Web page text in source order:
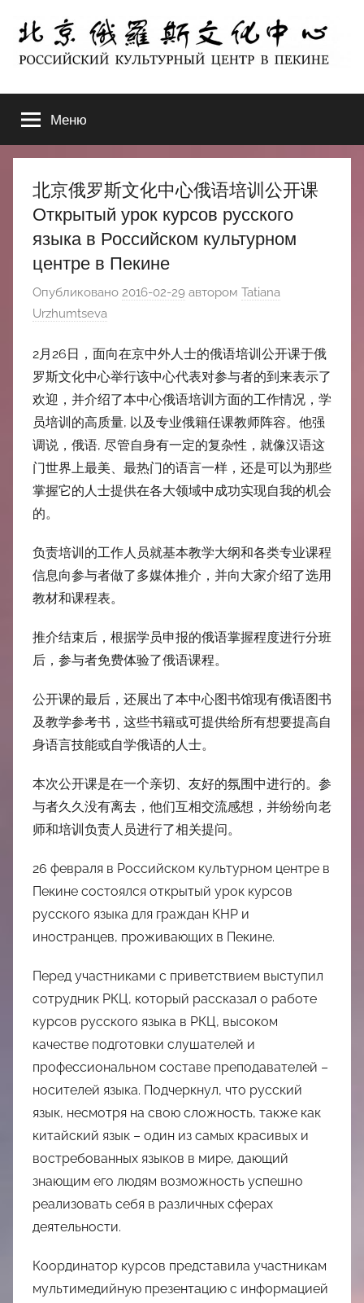
содержимому
北
京
俄
罗
斯
文
中
心
ЦЕНТР
В
ПЕКИНЕ
Меню
北京俄罗斯文化中心俄语培训公开课
Открытый урок курсов русского
языка в Российском культурном
центре в Пекине
Опубликовано 2016-02-29 автором Tatiana
Urzhumtseva
2月26日，面向在京中外人士的俄语培训公开课于俄
罗斯文化中心举行该中心代表对参与者的到来表示了
欢迎，并介绍了本中心俄语培训方面的工作情况，学
员培训的高质量, 以及专业俄籍任课教师阵容。他强
调说，俄语, 尽管自身有一定的复杂性，就像汉语这
门世界上最美、最热门的语言一样，还是可以为那些
掌握它的人士提供在各大领域中成功实现自我的机会
的。
负责培训的工作人员就基本教学大纲和各类专业课程
信息向参与者做了多媒体推介，并向大家介绍了选用
教材和课程表。
推介结束后，根据学员申报的俄语掌握程度进行分班
后，参与者免费体验了俄语课程。
公开课的最后，还展出了本中心图书馆现有俄语图书
及教学参考书，这些书籍或可提供给所有想要提高自
身语言技能或自学俄语的人士。
本次公开课是在一个亲切、友好的氛围中进行的。参
与者久久没有离去，他们互相交流感想，并纷纷向老
师和培训负责人员进行了相关提问。
26 февраля в Российском культурном центре в
Пекине состоялся открытый урок курсов
русского языка для граждан КНР и
иностранцев, проживающих в Пекине.
Перед участниками с приветствием выступил
сотрудник РКЦ, который рассказал о работе
курсов русского языка в РКЦ, высоком
качестве подготовки слушателей и
профессиональном составе преподавателей –
носителей языка. Подчеркнул, что русский
язык, несмотря на свою сложность, также как
китайский язык – один из самых красивых и
востребованных языков в мире, дающий
знающим его людям возможность успешно
реализовать себя в различных сферах
деятельности.
Координатор курсов представила участникам
мультимедийную презентацию с информацией